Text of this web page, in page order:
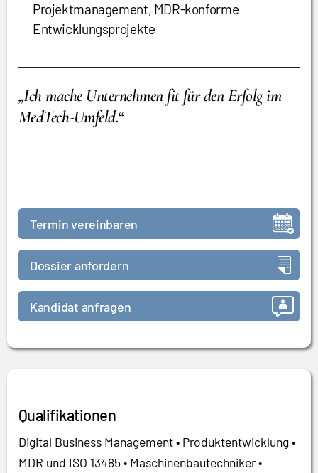
Projektmanagement, MDR-konforme
Entwicklungsprojekte
„Ich mache Unternehmen fit für den Erfolg im
MedTech-Umfeld.“
Termin vereinbaren
Dossier anfordern
Kandidat anfragen
Qualifikationen
Digital Business Management • Produktentwicklung •
MDR und ISO 13485 • Maschinenbautechniker •